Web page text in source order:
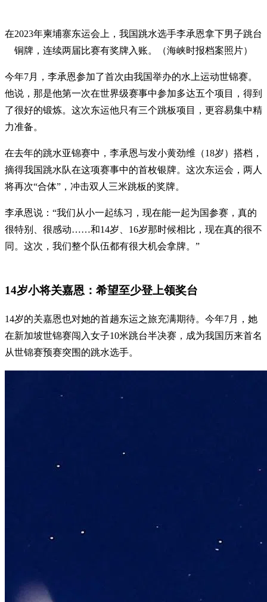
在2023年柬埔寨东运会上，我国跳水选手李承恩拿下男子跳台
铜牌，连续两届比赛有奖牌入账。（海峡时报档案照片）
今年7月，李承恩参加了首次由我国举办的水上运动世锦赛。
他说，那是他第一次在世界级赛事中参加多达五个项目，得到
了很好的锻炼。这次东运他只有三个跳板项目，更容易集中精
力准备。
在去年的跳水亚锦赛中，李承恩与发小黄劲维（18岁）搭档，
摘得我国跳水队在这项赛事中的首枚银牌。这次东运会，两人
将再次“合体”，冲击双人三米跳板的奖牌。
李承恩说：“我们从小一起练习，现在能一起为国参赛，真的
很特别、很感动……和14岁、16岁那时候相比，现在真的很不
同。这次，我们整个队伍都有很大机会拿牌。”
14岁小将关嘉恩：希望至少登上领奖台
14岁的关嘉恩也对她的首趟东运之旅充满期待。今年7月，她
在新加坡世锦赛闯入女子10米跳台半决赛，成为我国历来首名
从世锦赛预赛突围的跳水选手。